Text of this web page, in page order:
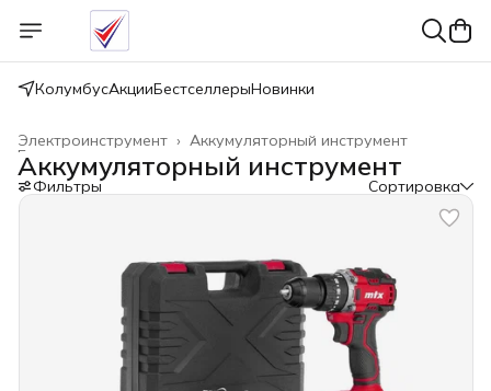
КолумбусАкцииБестселлерыНовинки
Аккумуляторный инструмент
Электроинструмент ›
Главная
Аккумуляторный инструмент
Фильтры Сортировка